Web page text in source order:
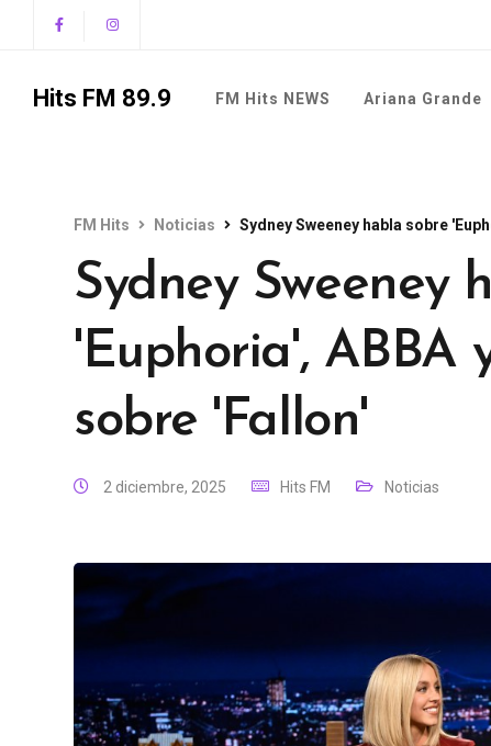
Hits FM 89.9 FM Hits NEWS Ariana Grande
FM Hits Noticias Sydney Sweeney habla sobre
Sydney Sweeney
'Euphoria', ABBA
sobre 'Fallon'
2 diciembre, 2025 Hits FM Noticias